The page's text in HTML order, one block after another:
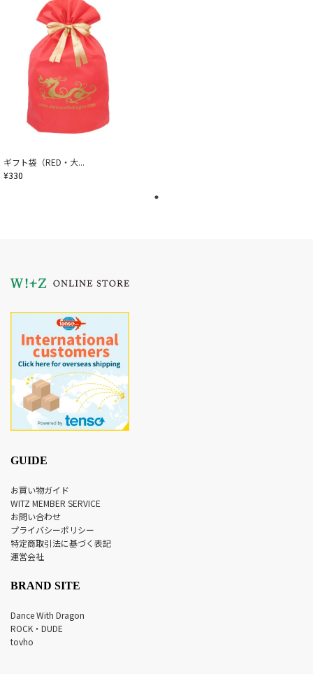
ギフト袋（RED・大...
¥330
GUIDE
お買い物ガイド
WITZ MEMBER SERVICE
お問い合わせ
プライバシーポリシー
特定商取引法に基づく表記
運営会社
BRAND SITE
Dance With Dragon
ROCK・DUDE
tovho